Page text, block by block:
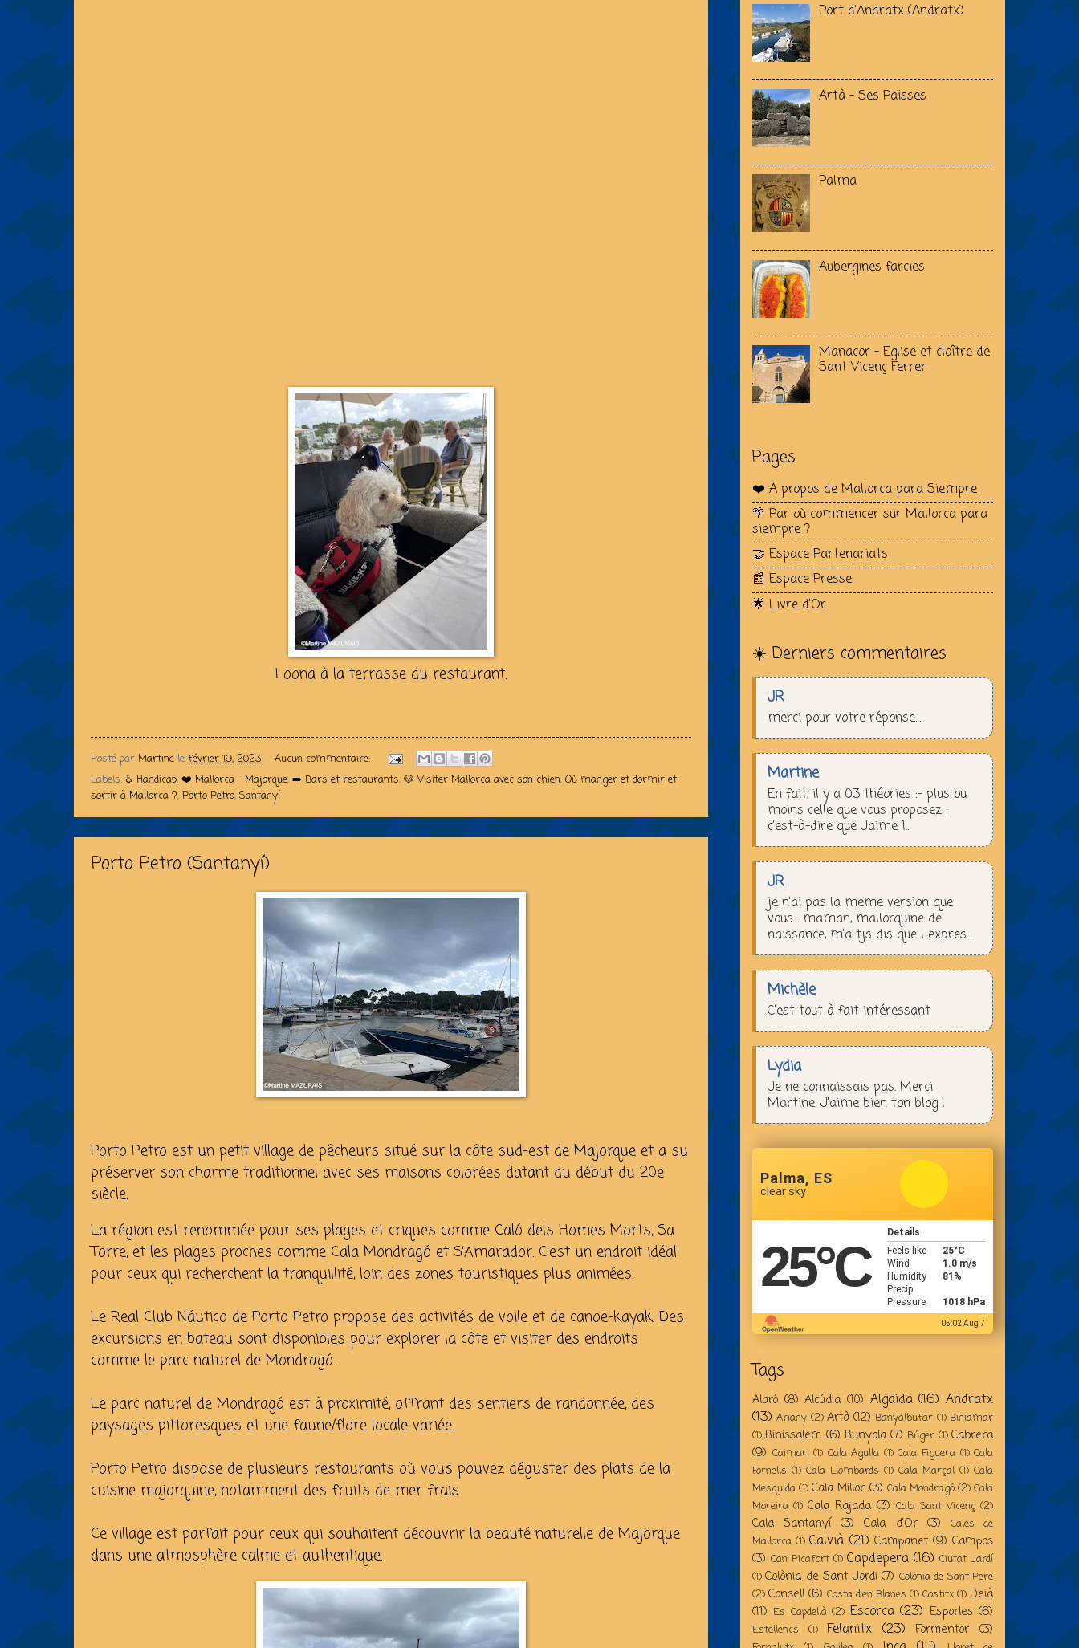
Loona à la terrasse du restaurant.
Posté par Martine le février 19, 2023
Aucun commentaire:
Labels: ♿️ Handicap, ❤️ Mallorca - Majorque, ➡️ Bars et restaurants, 🐶 Visiter Mallorca avec son chien, Où manger et dormir et
sortir à Mallorca ?, Porto Petro, Santanyí
Porto Petro (Santanyí)
Porto Petro est un petit village de pêcheurs situé sur la côte sud-est de Majorque et a su
préserver son charme traditionnel avec ses maisons colorées datant du début du 20e
siècle.
La région est renommée pour ses plages et criques comme Caló dels Homes Morts, Sa
Torre, et les plages proches comme Cala Mondragó et S’Amarador. C'est un endroit idéal
pour ceux qui recherchent la tranquillité, loin des zones touristiques plus animées.
Le Real Club Náutico de Porto Petro propose des activités de voile et de canoë-kayak. Des
excursions en bateau sont disponibles pour explorer la côte et visiter des endroits
comme le parc naturel de Mondragó.
Le parc naturel de Mondragó est à proximité, offrant des sentiers de randonnée, des
paysages pittoresques et une faune/flore locale variée.
Porto Petro dispose de plusieurs restaurants où vous pouvez déguster des plats de la
cuisine majorquine, notamment des fruits de mer frais.
Ce village est parfait pour ceux qui souhaitent découvrir la beauté naturelle de Majorque
dans une atmosphère calme et authentique.
Port d'Andratx (Andratx)
Artà - Ses Païsses
Palma
Aubergines farcies
Manacor - Eglise et cloître de
Sant Vicenç Ferrer
Pages
❤️ A propos de Mallorca para Siempre
🌴 Par où commencer sur Mallorca para
siempre ?
🤝 Espace Partenariats
📰 Espace Presse
🌟 Livre d’Or
☀️ Derniers commentaires
JR
merci pour votre réponse….
Martine
En fait, il y a 03 théories :– plus ou
moins celle que vous proposez :
c’est-à-dire que Jaime 1...
JR
je n’ai pas la meme version que
vous… maman, mallorquine de
naissance, m’a tjs dis que l expres...
Michèle
C'est tout à fait intéressant
Lydia
Je ne connaissais pas. Merci
Martine. J'aime bien ton blog !
Palma, ES
clear sky
25°C
Details
Feels like
25°C
Wind
1.0 m/s
Humidity
81%
Precip
Pressure
1018 hPa
05:02 Aug 7
Tags
Alaró (8) Alcúdia (10) Algaida (16) Andratx
(13) Ariany (2) Artà (12) Banyalbufar (1) Biniamar
(1) Binissalem (6) Bunyola (7) Búger (1) Cabrera
(9) Caimari (1) Cala Agulla (1) Cala Figuera (1) Cala
Fornells (1) Cala Llombards (1) Cala Marçal (1) Cala
Mesquida (1) Cala Millor (3) Cala Mondragó (2) Cala
Moreira (1) Cala Rajada (3) Cala Sant Vicenç (2)
Cala Santanyí (3) Cala d'Or (3)
Cales de
Mallorca (1) Calvià (21) Campanet (9) Campos
(3) Can Picafort (1) Capdepera (16) Ciutat Jardí
(1) Colònia de Sant Jordi (7) Colònia de Sant Pere
(2) Consell (6) Costa d'en Blanes (1) Costitx (1) Deià
(11) Es Capdellà (2) Escorca (23) Esporles (6)
Estellencs (1) Felanitx (23) Formentor (3)